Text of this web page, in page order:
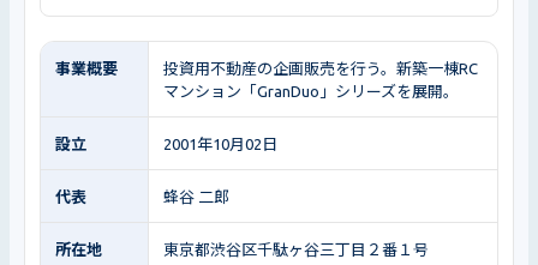
事業概要
投資用不動産の企画販売を行う。新築一棟RC
マンション「GranDuo」シリーズを展開。
設立 2001年10月02日
代表 蜂谷 二郎
所在地 東京都渋谷区千駄ヶ谷三丁目２番１号